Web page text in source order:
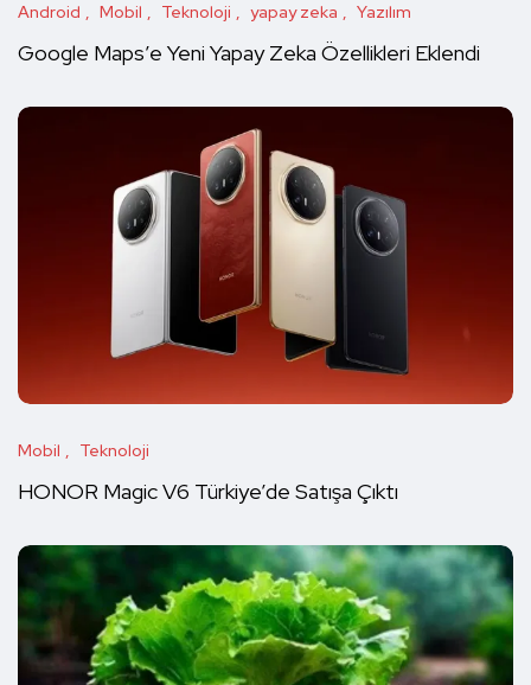
Android Mobil Teknoloji yapay zeka Yazılım
Google Maps’e Yeni Yapay Zeka Özellikleri Eklendi
Mobil Teknoloji
HONOR Magic V6 Türkiye’de Satışa Çıktı